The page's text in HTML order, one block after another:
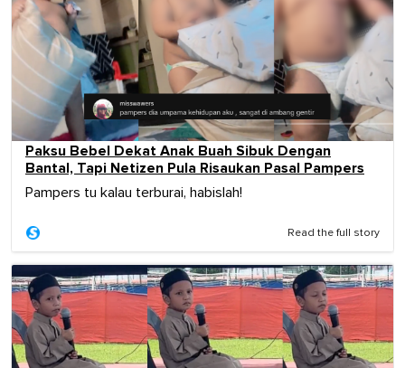
Paksu Bebel Dekat Anak Buah Sibuk Dengan
Bantal, Tapi Netizen Pula Risaukan Pasal Pampers
Pampers tu kalau terburai, habislah!
Read the full story